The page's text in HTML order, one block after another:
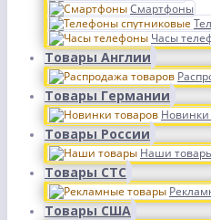
Смартфоны
Часы
Товары Англии
Товары Германии
Новинки
Товары России
Наши
Товары СТС
Товары США